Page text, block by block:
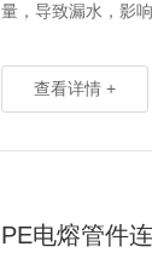
量，导致漏水，影
查看详情 +
PE电熔管件